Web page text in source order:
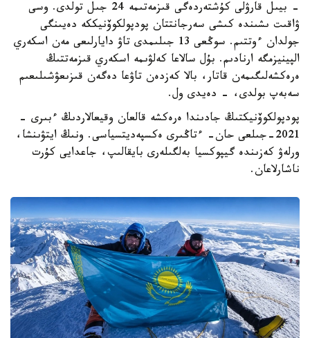
- بيىل قارۋلى كۇشتەردەگى قىزمەتىمە 24 جىل تولدى. وسى
ۋاقىت ىشىندە كىشى سەرجانتتان پودپولكوۆنيككە دەيىنگى
جولدان ءوتتىم. سوڭعى 13 جىلىمدى تاۋ دايارلىعى مەن اسكەري
الپينيزمگە ارنادىم. بۇل سالاعا كەلۋىمە اسكەري قىزمەتتىڭ
ەرەكشەلىگىمەن قاتار، بالا كەزدەن تاۋعا دەگەن قىزىعۋشىلىعىم
سەبەپ بولدى، - دەيدى ول.
پودپولكوۆنيكتىڭ جادىندا ەرەكشە قالعان وقيعالاردىڭ ءبىرى -
2021-جىلعى حان- ءتاڭىرى ەكسپەديتسياسى. ونىڭ ايتۋىنشا،
ورلەۋ كەزىندە گيپوكسيا بەلگىلەرى بايقالىپ، جاعدايى كۇرت
ناشارلاعان.